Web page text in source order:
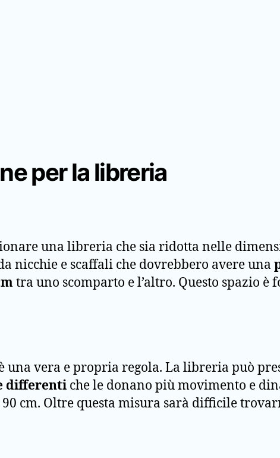
per la libreria
una libreria che sia ridotta nelle
nicchie e scaffali che dovrebbero avere una
tra uno scomparto e l’altro. Questo spazio è
una vera e propria regola. La libreria può
differenti che le donano più movimento e
cm. Oltre questa misura sarà difficile